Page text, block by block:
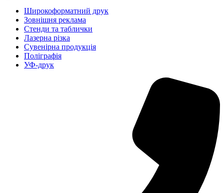
Широкоформатний друк
Зовнішня реклама
Стенди та таблички
Лазерна різка
Сувенірна продукція
Поліграфія
УФ-друк